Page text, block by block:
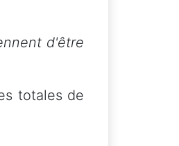
d'être
totales de